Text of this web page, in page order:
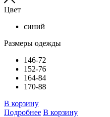
Цвет
синий
Размеры одежды
146-72
152-76
164-84
170-88
В корзину
Подробнее В корзину